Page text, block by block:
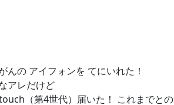
んの アイフォンを てにいれた！
アレだけど
（第4世代）届いた！ これまでとの